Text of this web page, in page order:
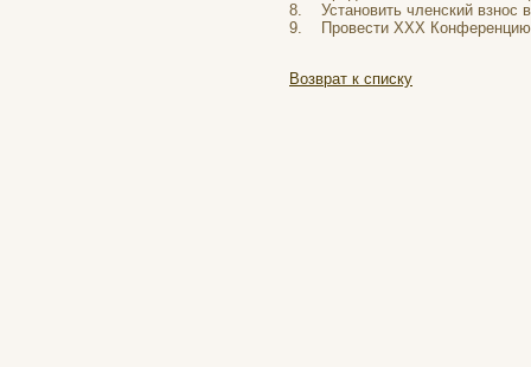
8. Установить членский взнос
9. Провести ХХX
Возврат к списку